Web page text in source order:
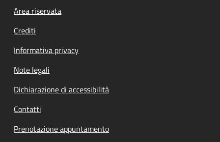
Footer menu
Area riservata
Crediti
Informativa privacy
Note legali
Dichiarazione di accessibilità
Contatti
Prenotazione appuntamento